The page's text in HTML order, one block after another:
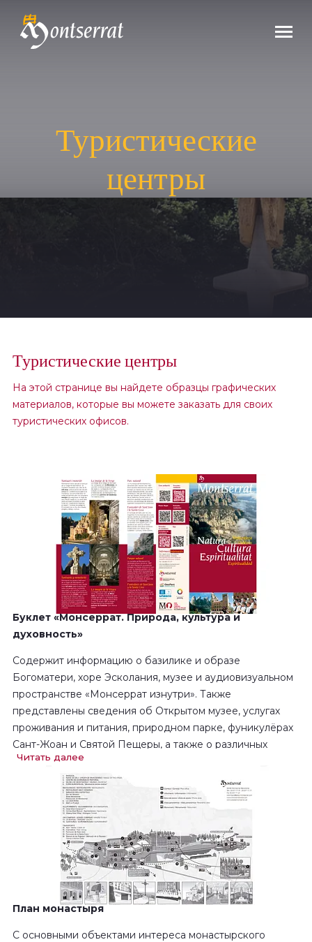
Туристические
центры
Туристические центры
На этой странице вы найдете образцы графических
материалов, которые вы можете заказать для своих
туристических офисов.
Буклет «Монсеррат. Природа, культура и
духовность»
Содержит информацию о базилике и образе
Богоматери, хоре Эсколания, музее и аудиовизуальном
пространстве «Монсеррат изнутри». Также
представлены сведения об Открытом музее, услугах
проживания и питания, природном парке, фуникулёрах
Сант-Жоан и Святой Пещеры, а также о различных
входах в комплекс.
Двуязычное издание.
Доступно на следующих языках: каталонский-
испанский, французский-итальянский, английский-
немецкий, русский-японский.
Читать далее
План монастыря
С основными объектами интереса монастырского